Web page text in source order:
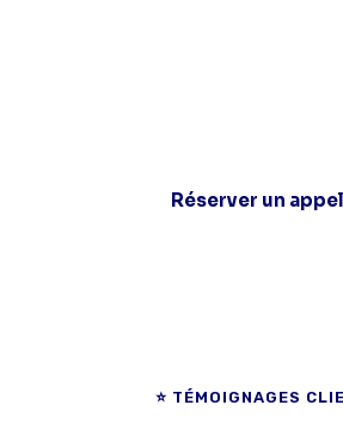
Réserver un appel
⭐ TÉMOIGNAGES